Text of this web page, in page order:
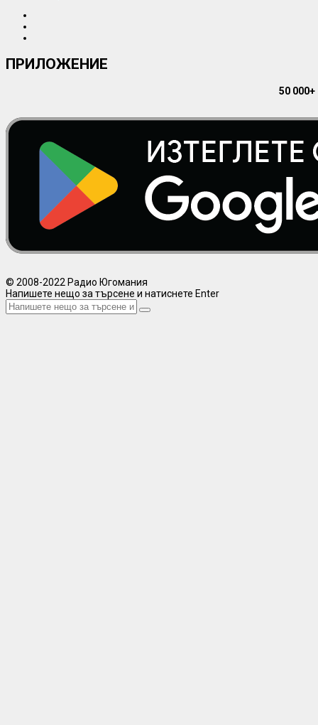
ПРИЛОЖЕНИЕ
50
© 2008-2022 Радио Югомания
Напишете нещо за търсене и натиснете Enter